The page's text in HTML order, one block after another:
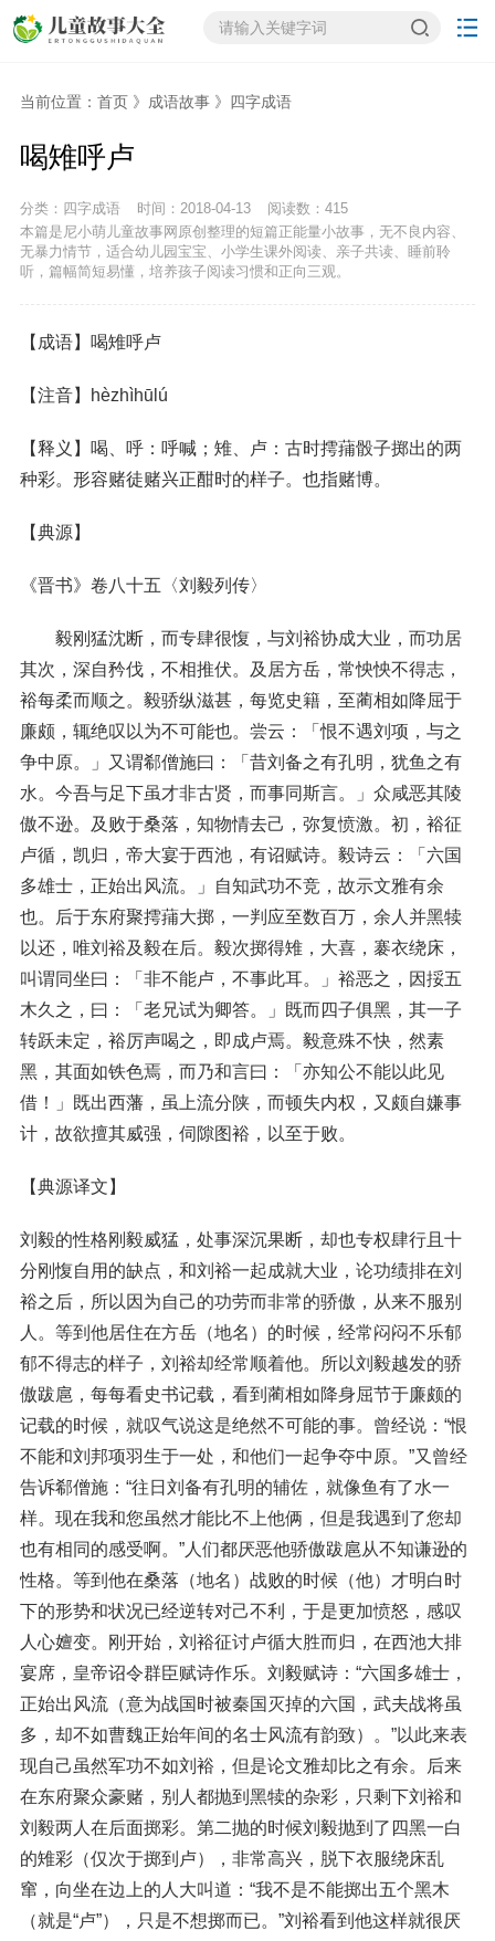
当前位置： 首页》 成语故事》 四字成语
喝雉呼卢
分类：四字成语 时间：2018-04-13 阅读数： 415
本篇是尼小萌儿童故事网原创整理的短篇正能量小故事，无不良内容、
无暴力情节，适合幼儿园宝宝、小学生课外阅读、亲子共读、睡前聆
听，篇幅简短易懂，培养孩子阅读习惯和正向三观。
【成语】喝雉呼卢
【注音】hèzhìhūlú
【释义】喝、呼：呼喊；雉、卢：古时摴蒱骰子掷出的两
种彩。形容赌徒赌兴正酣时的样子。也指赌博。
【典源】
《晋书》卷八十五〈刘毅列传〉
毅刚猛沈断，而专肆很愎，与刘裕协成大业，而功居
其次，深自矜伐，不相推伏。及居方岳，常怏怏不得志，
裕每柔而顺之。毅骄纵滋甚，每览史籍，至蔺相如降屈于
廉颇，辄绝叹以为不可能也。尝云：「恨不遇刘项，与之
争中原。」又谓郗僧施曰：「昔刘备之有孔明，犹鱼之有
水。今吾与足下虽才非古贤，而事同斯言。」众咸恶其陵
傲不逊。及败于桑落，知物情去己，弥复愤激。初，裕征
卢循，凯归，帝大宴于西池，有诏赋诗。毅诗云：「六国
多雄士，正始出风流。」自知武功不竞，故示文雅有余
也。后于东府聚摴蒱大掷，一判应至数百万，余人并黑犊
以还，唯刘裕及毅在后。毅次掷得雉，大喜，褰衣绕床，
叫谓同坐曰：「非不能卢，不事此耳。」裕恶之，因挼五
木久之，曰：「老兄试为卿答。」既而四子俱黑，其一子
转跃未定，裕厉声喝之，即成卢焉。毅意殊不快，然素
黑，其面如铁色焉，而乃和言曰：「亦知公不能以此见
借！」既出西藩，虽上流分陕，而顿失内权，又颇自嫌事
计，故欲擅其威强，伺隙图裕，以至于败。
【典源译文】
刘毅的性格刚毅威猛，处事深沉果断，却也专权肆行且十
分刚愎自用的缺点，和刘裕一起成就大业，论功绩排在刘
裕之后，所以因为自己的功劳而非常的骄傲，从来不服别
人。等到他居住在方岳（地名）的时候，经常闷闷不乐郁
郁不得志的样子，刘裕却经常顺着他。所以刘毅越发的骄
傲跋扈，每每看史书记载，看到蔺相如降身屈节于廉颇的
记载的时候，就叹气说这是绝然不可能的事。曾经说：“恨
不能和刘邦项羽生于一处，和他们一起争夺中原。”又曾经
告诉郗僧施：“往日刘备有孔明的辅佐，就像鱼有了水一
样。现在我和您虽然才能比不上他俩，但是我遇到了您却
也有相同的感受啊。”人们都厌恶他骄傲跋扈从不知谦逊的
性格。等到他在桑落（地名）战败的时候（他）才明白时
下的形势和状况已经逆转对己不利，于是更加愤怒，感叹
人心嬗变。刚开始，刘裕征讨卢循大胜而归，在西池大排
宴席，皇帝诏令群臣赋诗作乐。刘毅赋诗：“六国多雄士，
正始出风流（意为战国时被秦国灭掉的六国，武夫战将虽
多，却不如曹魏正始年间的名士风流有韵致）。”以此来表
现自己虽然军功不如刘裕，但是论文雅却比之有余。后来
在东府聚众豪赌，别人都抛到黑犊的杂彩，只剩下刘裕和
刘毅两人在后面掷彩。第二抛的时候刘毅抛到了四黑一白
的雉彩（仅次于掷到卢），非常高兴，脱下衣服绕床乱
窜，向坐在边上的人大叫道：“我不是不能掷出五个黑木
（就是“卢”），只是不想掷而已。”刘裕看到他这样就很厌